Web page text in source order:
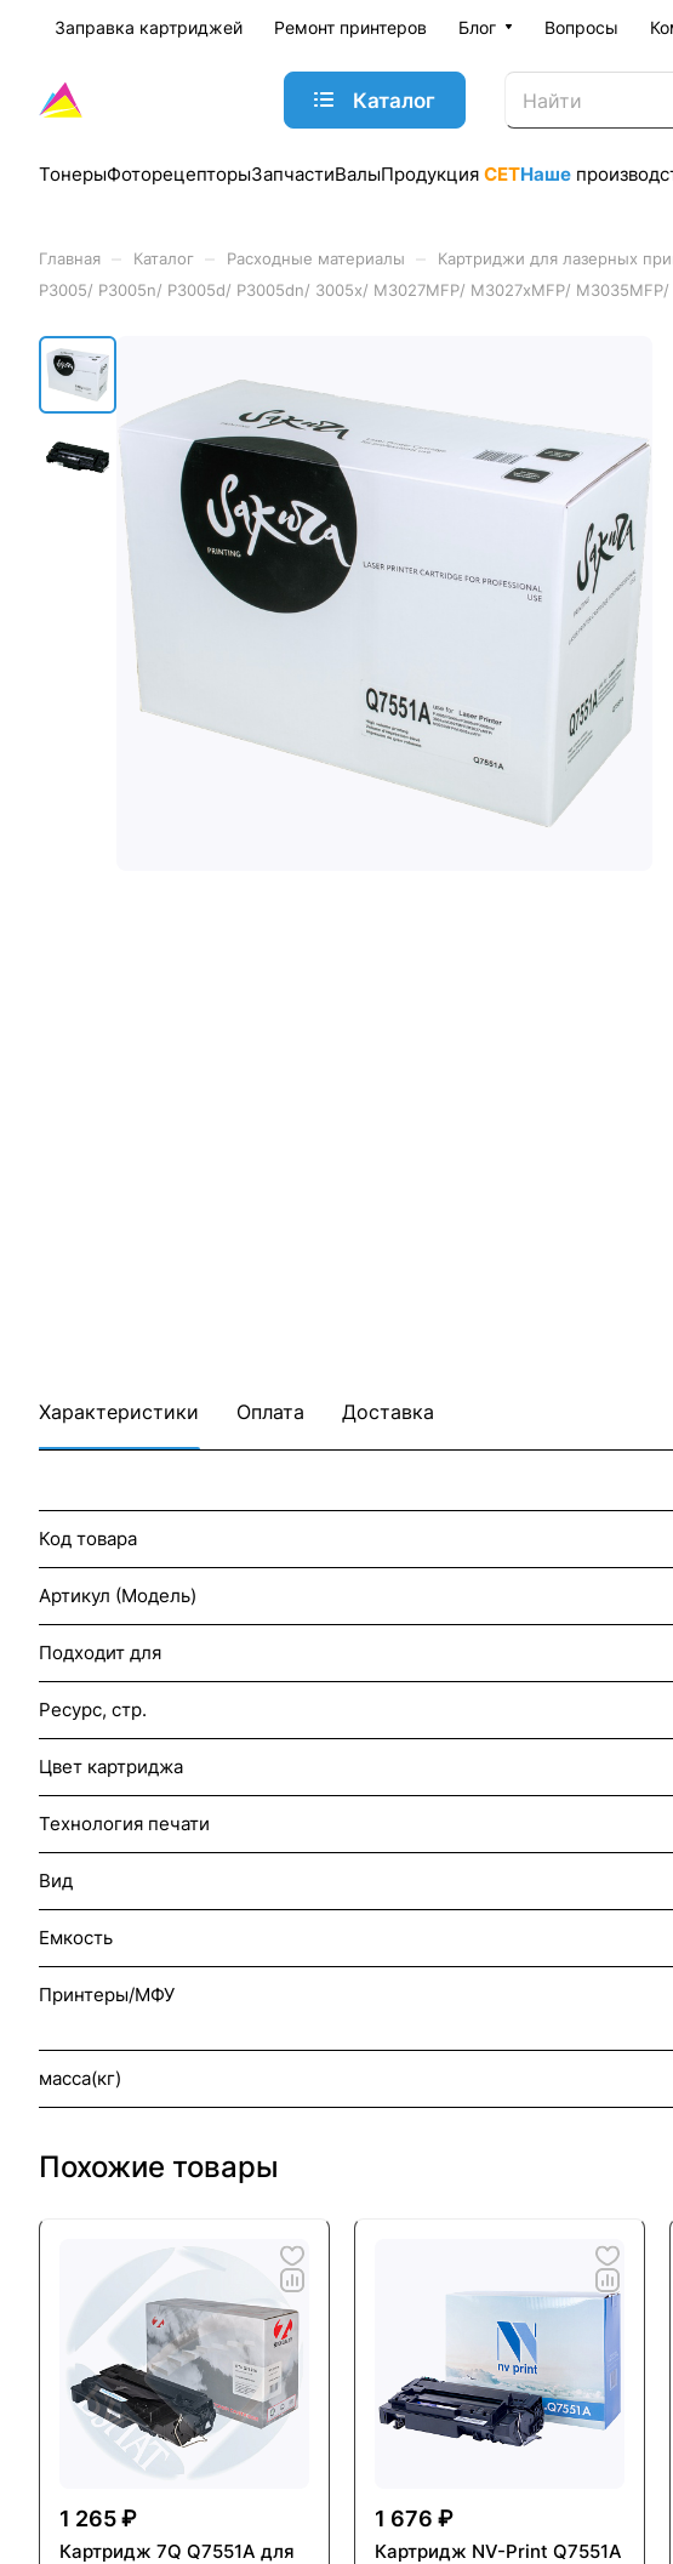
Заправка картриджей Ремонт принтеров Блог Вопросы
Каталог
ТонерыФоторецепторыЗапчастиВалыПродукция CETНаше
Главная Каталог Расходные материалы Картриджи для лазерных
P3005/ P3005n/ P3005d/ P3005dn/ 3005x/ M3027MFP/ M3027xMFP/
Характеристики Оплата Доставка
Код товара
Артикул (Модель)
Подходит для
Ресурс, стр.
Цвет картриджа
Технология печати
Вид
Емкость
Принтеры/МФУ
масса(кг)
Похожие товары
1 265 ₽
Картридж 7Q Q7551A для
1 676 ₽
Картридж NV-Print Q7551A